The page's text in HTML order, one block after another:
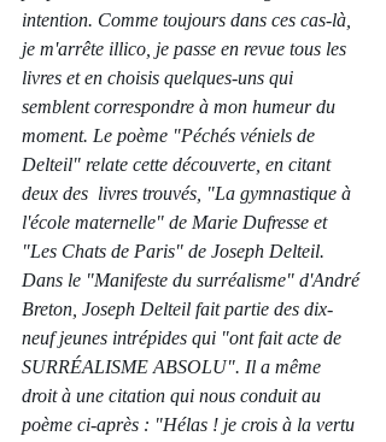
intention. Comme toujours dans ces cas-là,
je m'arrête illico, je passe en revue tous les
livres et en choisis quelques-uns qui
semblent correspondre à mon humeur du
moment. Le poème "Péchés véniels de
Delteil" relate cette découverte, en citant
deux des  livres trouvés, "La gymnastique à
l'école maternelle" de Marie Dufresse et
"Les Chats de Paris" de Joseph Delteil.
Dans le "Manifeste du surréalisme" d'André
Breton, Joseph Delteil fait partie des dix-
neuf jeunes intrépides qui "ont fait acte de
SURRÉALISME ABSOLU". Il a même
droit à une citation qui nous conduit au
poème ci-après : "Hélas ! je crois à la vertu